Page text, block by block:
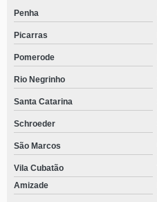
Penha
Picarras
Pomerode
Rio Negrinho
Santa Catarina
Schroeder
São Marcos
Vila Cubatão
Amizade